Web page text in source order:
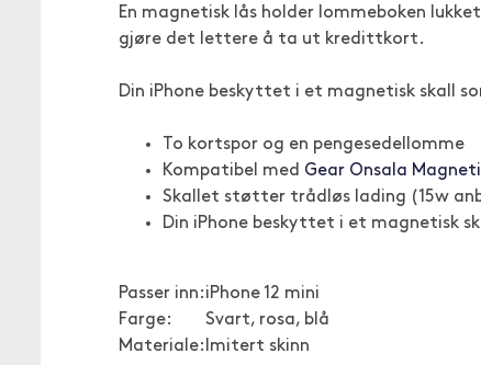
En magnetisk lås holder lommeboken
gjøre det lettere å ta ut kredittkort.
Din iPhone beskyttet i et magnetisk skall
To kortspor og en pengesedellomme
Kompatibel med Gear Onsala
Skallet støtter trådløs lading (15w
Din iPhone beskyttet i et magnetisk
Passer inn:iPhone 12 mini
Farge:
Svart, rosa, blå
Materiale: Imitert skinn